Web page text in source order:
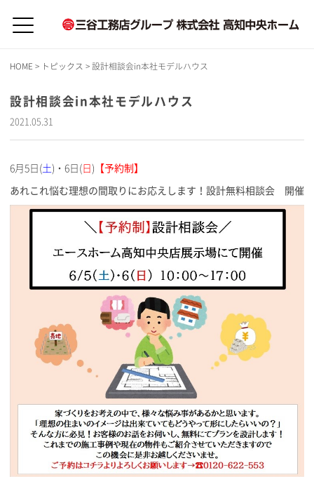
HOME > トピックス > 設計相談会in本社モデルハウス
設計相談会in本社モデルハウス
2021.05.31
6月5日(土)・6日( 日 ) 【予約制】
あれこれ悩む理想の間取りにお応えします！設計無料相談会 開催